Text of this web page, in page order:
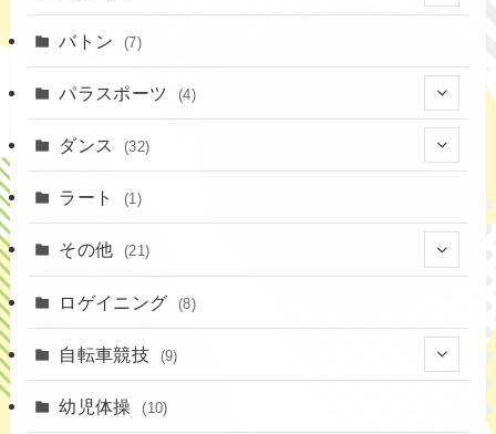
(19)
(16)
(11)
(3)
(14)
(4)
(9)
(16)
バトン (7)
パラスポーツ (4)
ダンス (32)
(3)
(2)
ラート (1)
その他 (21)
(4)
ロゲイニング (8)
自転車競技 (9)
幼児体操 (10)